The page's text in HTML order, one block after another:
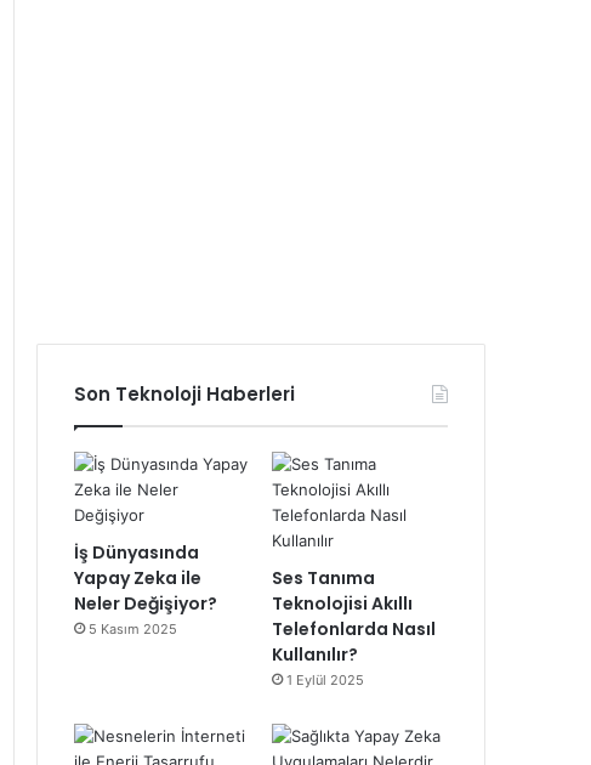
Son Teknoloji Haberleri
İş Dünyasında
Yapay Zeka ile
Neler Değişiyor?
5 Kasım 2025
Ses Tanıma
Teknolojisi Akıllı
Telefonlarda Nasıl
Kullanılır?
1 Eylül 2025